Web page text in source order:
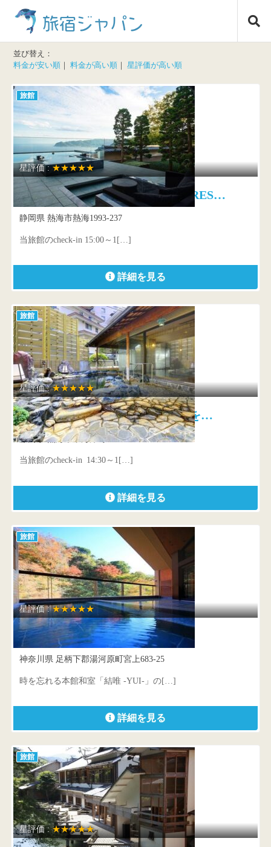
旅宿ジャパン
並び替え：
料金が安い順
｜料金が高い順 ｜星評価が高い順
旅館
星評価 :★★★★★
THE HIRAMATSU HOTELS & RES…
静岡県 熱海市熱海1993-237
当旅館のcheck-in 15:00～1[…]
詳細を見る
旅館
星評価 :★★★★★
熱海 古屋旅館 源泉９０度を…
静岡県 熱海市東海岸町5-24
当旅館のcheck-in 14:30～1[…]
詳細を見る
旅館
星評価 :★★★★★
奥湯河原 結唯 -YUI- 文…
神奈川県 足柄下郡湯河原町宮上683-25
時を忘れる本館和室「結唯 -YUI-」の[…]
詳細を見る
旅館
星評価 :★★★★★